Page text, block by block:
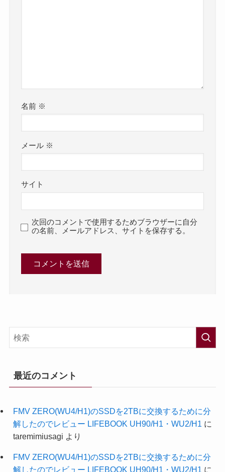
名前 ※
メール ※
サイト
次回のコメントで使用するためブラウザーに自分
の名前、メールアドレス、サイトを保存する。
最近のコメント
FMV ZERO(WU4/H1)のSSDを2TBに交換するために分
解したのでレビュー LIFEBOOK UH90/H1・WU2/H1 に
taremimiusagi より
FMV ZERO(WU4/H1)のSSDを2TBに交換するために分
解したのでレビュー LIFEBOOK UH90/H1・WU2/H1 に